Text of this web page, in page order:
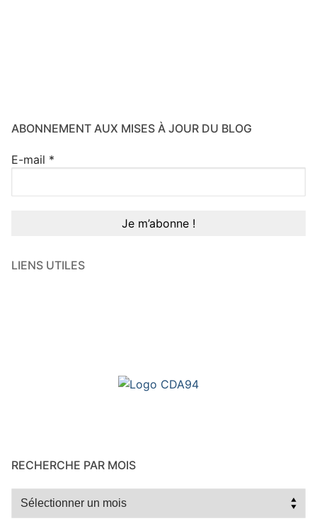
ABONNEMENT AUX MISES À JOUR DU BLOG
E-mail *
LIENS UTILES
RECHERCHE PAR MOIS
Recherche